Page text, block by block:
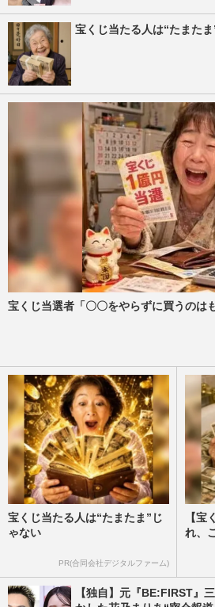
宝くじ当たる人は“たまた
宝くじ当選者「〇〇をやらずに買うのは
宝くじ当たる人は“たまたま”じ
ゃない
PR(合同会社デジタルファーム)
【宝
れ、
【独自】元『BE:FIRST』